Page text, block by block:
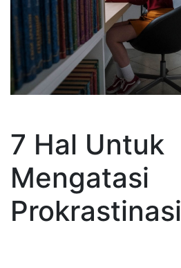
7 Hal Untuk
Mengatasi
Prokrastinasi